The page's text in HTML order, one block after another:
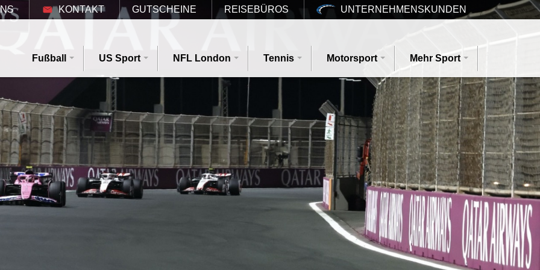
KONTAKT GUTSCHEINE REISEBÜROS UNTERNEHMENSKUNDEN
Fußball US Sport NFL London Tennis Motorsport Mehr Sport